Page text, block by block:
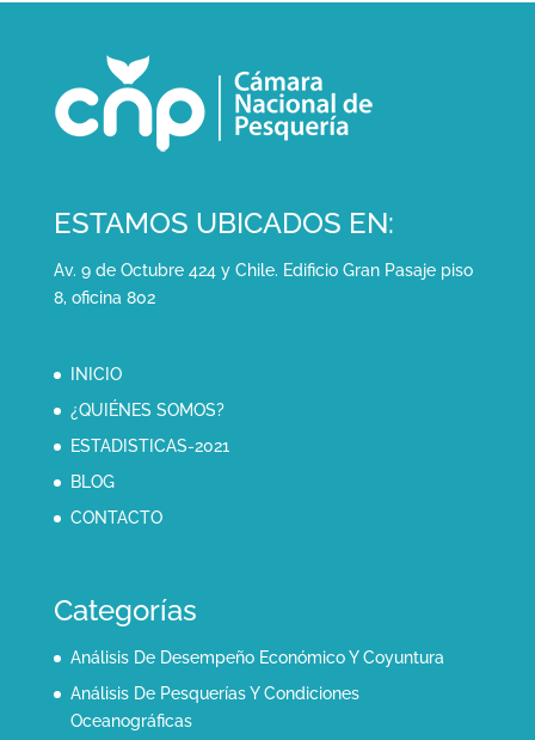
ESTAMOS UBICADOS EN:
Av. 9 de Octubre 424 y Chile. Edificio Gran Pasaje piso
8, oficina 802
INICIO
¿QUIÉNES SOMOS?
ESTADISTICAS-2021
BLOG
CONTACTO
Categorías
Análisis De Desempeño Económico Y Coyuntura
Análisis De Pesquerías Y Condiciones
Oceanográficas